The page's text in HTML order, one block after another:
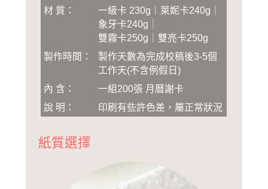
材 質：
一級卡 230g｜萊妮卡240g｜
象牙卡240g｜
雙霧卡250g｜雙亮卡250g
製作時間：
製作天數為完成校稿後3-5個
工作天(不含例假日)
內 含：
一組200張 月曆謝卡
說 明：
印刷有些許色差，屬正常狀況
紙質選擇